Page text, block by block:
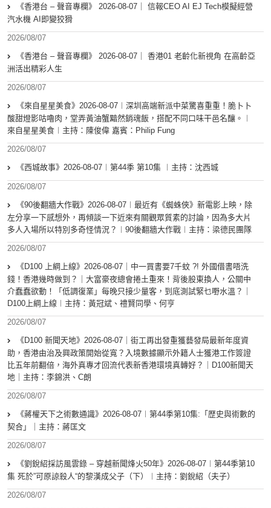
《香港台 – 聲音專欄》 2026-08-07｜ 信報CEO AI EJ Tech模擬經營
汽水機 AI即變狡猾
2026/08/07
《香港台 – 聲音專欄》 2026-08-07｜ 香港01 老齡化新視角 在高齡亞
洲活出精彩人生
2026/08/07
《來自星星美食》2026-08-07︱深圳高端新派中菜驚喜重重！脆卜卜
酸甜燈影咕嚕肉，堂弄黃油蟹黯然銷魂飯，搭配不同口味干邑名釀。︱
來自星星美食︱主持：陳俊偉 嘉賓：Philip Fung
2026/08/07
《西城故事》2026-08-07︱第44季 第10集 ︱主持：沈西城
2026/08/07
《90後翻牆大作戰》2026-08-07︱最近有《蜘蛛俠》新電影上映，除
左分享一下感想外，再傾談一下近來有關觀眾質素的討論，因為多大片
多人入場所以特別多奇怪情況？︱90後翻牆大作戰︱主持：梁德民團隊
2026/08/07
《D100 上綱上線》2026-08-07｜中一買書要7千蚊 ?! 外國借書唔洗
錢！香港幾時做到？｜大富豪夜總會捲土重來！背後股東換人，公關中
介蠢蠢欲動！「低調復業」每晚只接少量客，到底測試緊乜嘢水溫？｜
D100上綱上線︱主持：黃冠斌、禮賢同學、何亨
2026/08/07
《D100 新聞天地》2026-08-07｜街工再出發重獲藝發局最新年度資
助，香港由治及興政策開始從寬？入境數據顯示外籍人士獲港工作簽證
比五年前翻倍，海外真專才回流代表新香港環境真轉好？｜D100新聞天
地｜主持：李錦洪、C朗
2026/08/07
《蔣權天下之術數通識》2026-08-07︱第44季第10集:「歴史與術數的
契合」｜主持：蔣匡文
2026/08/07
《劉銳紹採訪風雲錄 – 穿越新聞烽火50年》2026-08-07︱第44季第10
集 死於”可原諒殺人“的黎漢成父子（下）︱主持：劉銳紹（夫子）
2026/08/07